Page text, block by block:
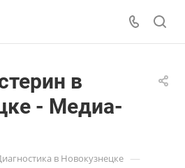
в
- Медиа-
в Новокузнецке —